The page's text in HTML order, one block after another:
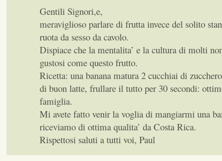
Gentili Signori,e,
meraviglioso parlare di frutta invece del solito
ruota da sesso da cavolo.
Dispiace che la mentalita’ e la cultura di molti
gustosi come questo frutto.
Ricetta: una banana matura 2 cucchiai di
di buon latte, frullare il tutto per 30 secondi:
famiglia.
Mi avete fatto venir la voglia di mangiarmi una
riceviamo di ottima qualita’ da Costa Rica.
Rispettosi saluti a tutti voi, Paul